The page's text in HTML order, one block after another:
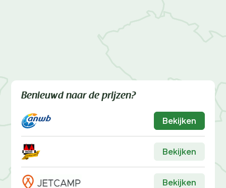
Benieuwd naar de prijzen?
Bekijken
Bekijken
Bekijken